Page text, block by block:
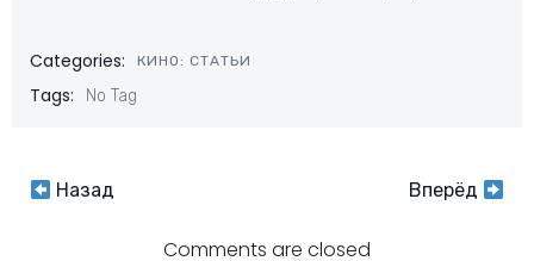
Categories: КИНО: СТАТЬИ
Tags: No Tag
Навигация
Назад
Навигация
Вперёд
Comments are closed